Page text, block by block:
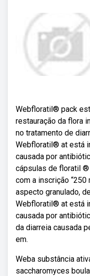
Webfloratil® pack
restauração da flora
no tratamento de
Webfloratil® at está
causada por
cápsulas de floratil ®
com a inscrição “250
aspecto granulado,
Webfloratil® at está
causada por
da diarreia causada
em.
Weba substância
saccharomyces